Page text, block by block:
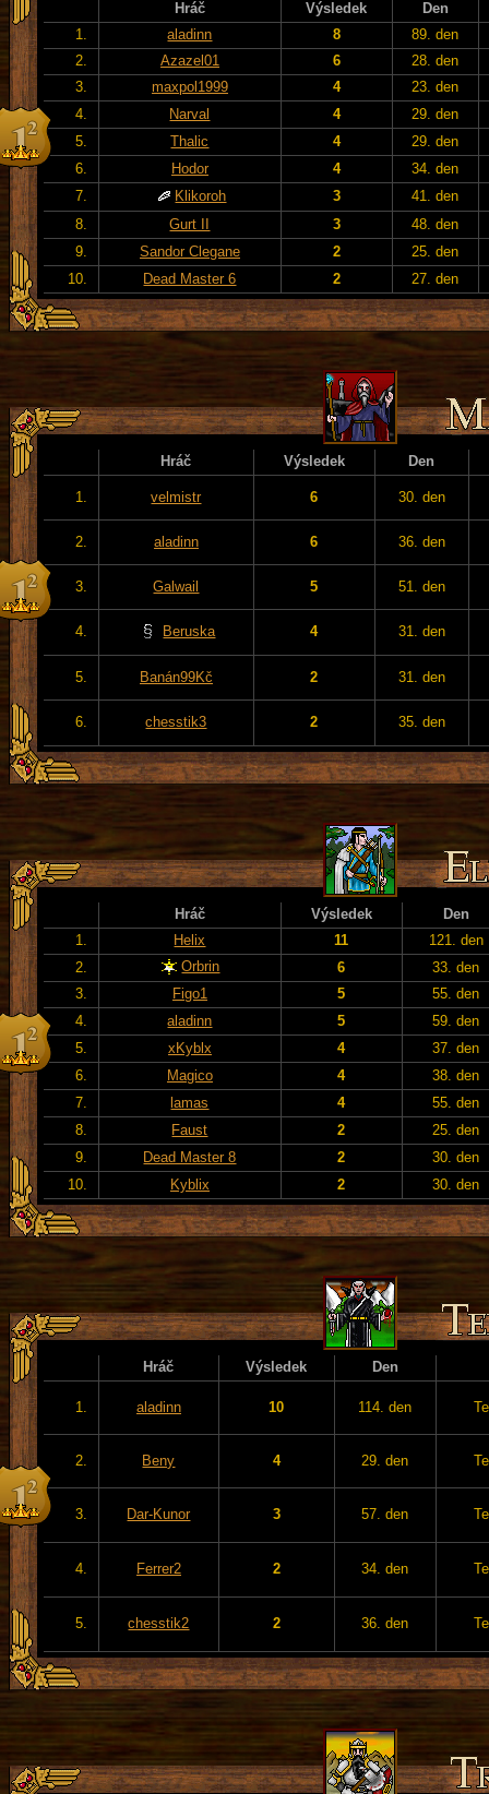
Hráč Výsledek
Den
1.
aladinn 8
89. den
2.
Azazel01 6
28. den
3.
maxpol1999 4
23. den
4.
Narval 4
29. den
5.
Thalic 4
29. den
6.
Hodor 4
34. den
7.
Klikoroh 3
41. den
8.
Gurt II 3
48. den
9.
Sandor Clegane 2
25. den
10.
Dead Master 6 2 27. den
Hráč Výsledek Den
1. velmistr 6 30. den
2. aladinn 6 36. den
3. Galwail 5 51. den
4. Beruska 4 31. den
5. Banán99Kč 2 31. den
6. chesstik3 2 35. den
Hráč Výsledek
Den
1.
Helix 11
121. den
2.
Orbrin 6
33. den
3.
Figo1 5
55. den
4.
aladinn 5
59. den
5.
xKyblx 4
37. den
6.
Magico 4
38. den
7.
lamas 4
55. den
8.
Faust 2
25. den
9.
Dead Master 8 2
30. den
10.
Kyblix 2 30. den
Hráč Výsledek Den
1. aladinn 10 114. den
2. Beny 4 29. den
3. Dar-Kunor 3 57. den
4. Ferrer2 2 34. den
5. chesstik2 2 36. den